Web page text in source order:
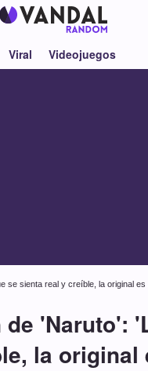
Viral Videojuegos
se sienta real y creíble, la original
'Naruto':
la original